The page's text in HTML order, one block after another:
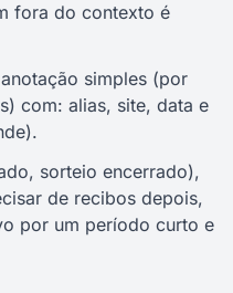
fora do contexto é
simples (por
com: alias, site, data e
sorteio encerrado),
de recibos depois,
por um período curto e